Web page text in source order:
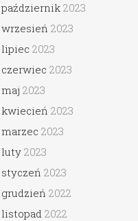
październik2023
wrzesień2023
lipiec2023
czerwiec2023
maj2023
kwiecień2023
marzec2023
luty2023
styczeń2023
grudzień2022
listopad2022